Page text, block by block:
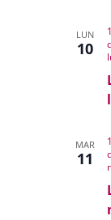
LUN
10
MAR
11